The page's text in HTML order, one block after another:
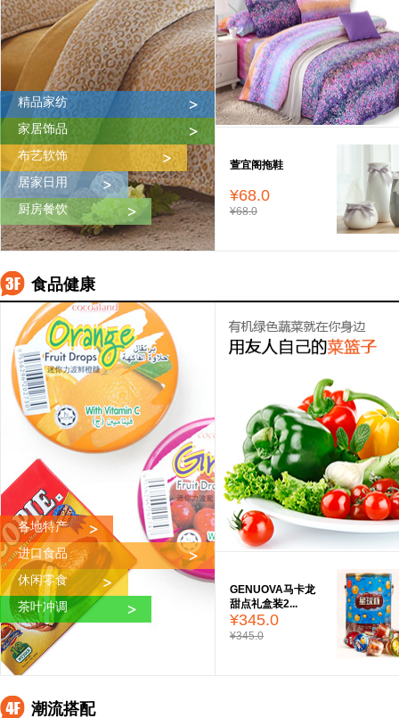
精品家纺
家居饰品
布艺软饰
居家日用
厨房餐饮
萱宜阁拖鞋
¥68.0
¥68.0
食品健康
各地特产
进口食品
休闲零食
茶叶冲调
GENUOVA马卡龙
甜点礼盒装2...
¥345.0
¥345.0
潮流搭配